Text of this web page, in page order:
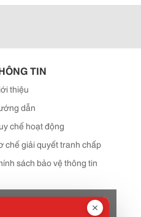
TIN
thiệu
dẫn
chế hoạt động
chế giải quyết tranh chấp
sách bảo vệ thông tin